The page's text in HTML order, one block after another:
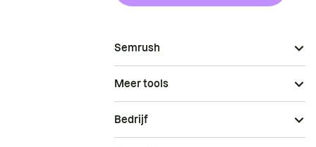
Semrush
Meer tools
Bedrijf